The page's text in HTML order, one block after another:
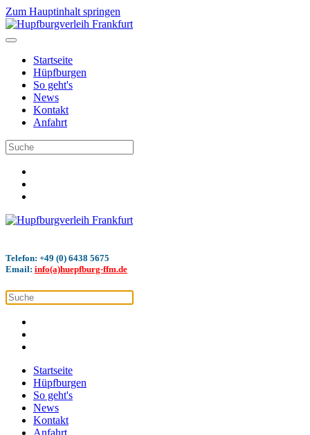
Zum Hauptinhalt springen
Startseite
Hüpfburgen
So geht's
News
Kontakt
Anfahrt
Telefon: +49 (0) 6438 5675
Email: info(a)huepfburg-ffm.de
Startseite
Hüpfburgen
So geht's
News
Kontakt